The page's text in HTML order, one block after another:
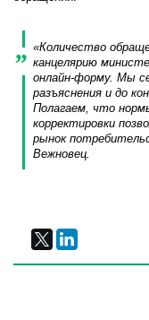
«Количество
канцелярию
онлайн-форму. Мы
разъяснения и до
Полагаем, что
корректировки
рынок
Вежновец.